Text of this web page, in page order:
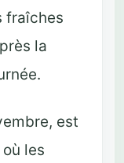
fraîches
la
est
les